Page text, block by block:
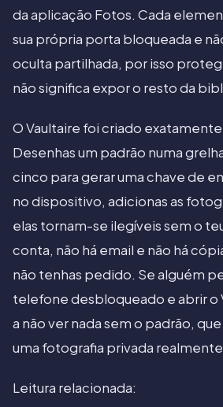
da aplicação Fotos. Cada
sua própria porta bloqueada e
oculta partilhada, por isso
não significa expor o resto da
O Vaultaire foi criado
Desenhas um padrão numa
cinco para gerar uma chave de
no dispositivo, adicionas as
elas tornam-se ilegíveis sem o
conta, não há email e não há
não tenhas pedido. Se alguém
telefone desbloqueado e abrir o
a não ver nada sem o padrão,
uma fotografia privada
Leitura relacionada: